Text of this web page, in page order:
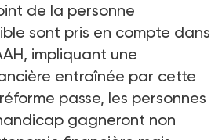
de la personne
sont pris en compte dans
impliquant une
entraînée par cette
passe, les personnes
gagneront non